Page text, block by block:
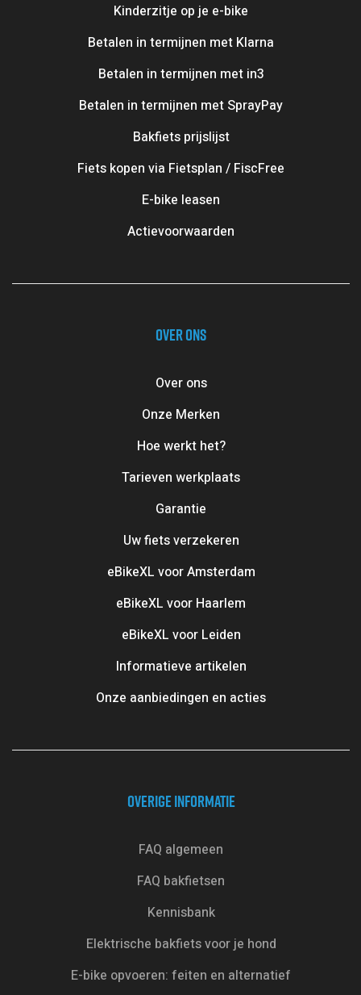
Kinderzitje op je e-bike
Betalen in termijnen met Klarna
Betalen in termijnen met in3
Betalen in termijnen met SprayPay
Bakfiets prijslijst
Fiets kopen via Fietsplan / FiscFree
E-bike leasen
Actievoorwaarden
OVER ONS
Over ons
Onze Merken
Hoe werkt het?
Tarieven werkplaats
Garantie
Uw fiets verzekeren
eBikeXL voor Amsterdam
eBikeXL voor Haarlem
eBikeXL voor Leiden
Informatieve artikelen
Onze aanbiedingen en acties
OVERIGE INFORMATIE
FAQ algemeen
FAQ bakfietsen
Kennisbank
Elektrische bakfiets voor je hond
E-bike opvoeren: feiten en alternatief